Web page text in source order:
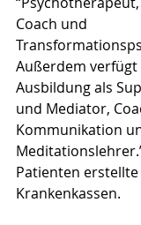
Coach und
Außerdem
Ausbildung als
und Mediator,
Kommunikation
Patienten
Krankenkassen.